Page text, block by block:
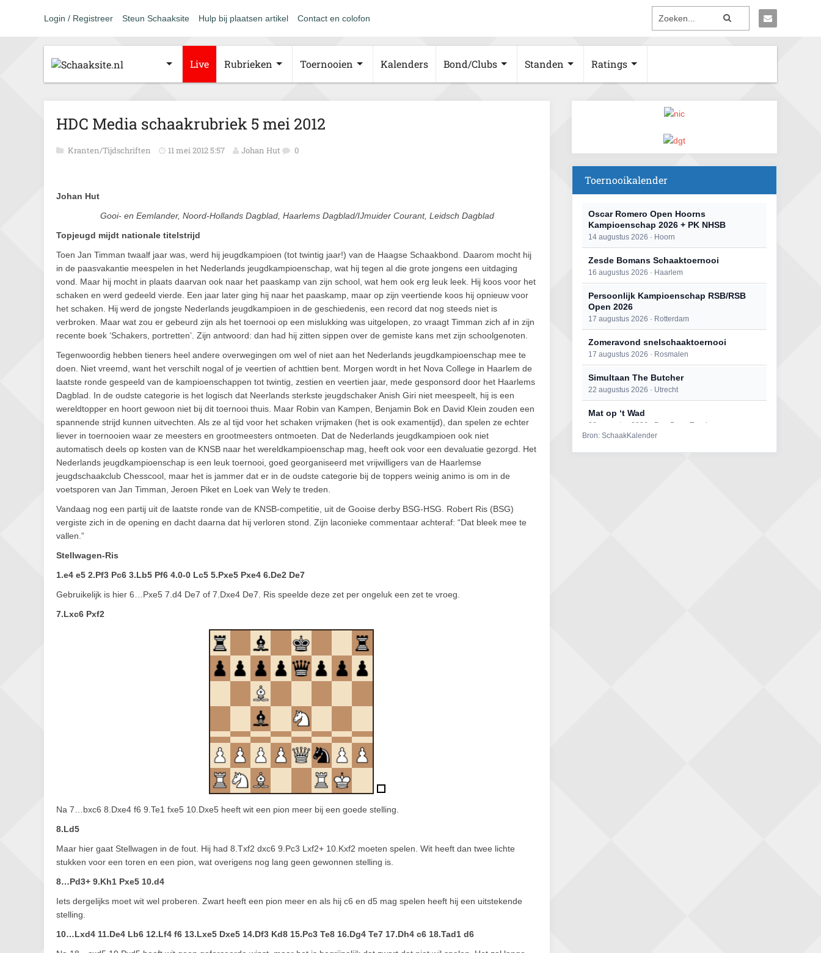
Login / Registreer Steun Schaaksite Hulp bij plaatsen artikel Contact en colofon
Live Rubrieken Toernooien Kalenders Bond/Clubs Standen Ratings
HDC Media schaakrubriek 5 mei 2012
Kranten/Tijdschriften 11 mei 2012 5:57 Johan Hut 0
Johan Hut
Gooi- en Eemlander, Noord-Hollands Dagblad, Haarlems Dagblad/IJmuider Courant, Leidsch Dagblad
Topjeugd mijdt nationale titelstrijd
Toen Jan Timman twaalf jaar was, werd hij jeugdkampioen (tot twintig jaar!) van de Haagse Schaakbond. Daarom mocht hij
in de paasvakantie meespelen in het Nederlands jeugdkampioenschap, wat hij tegen al die grote jongens een uitdaging
vond. Maar hij mocht in plaats daarvan ook naar het paaskamp van zijn school, wat hem ook erg leuk leek. Hij koos voor het
schaken en werd gedeeld vierde. Een jaar later ging hij naar het paaskamp, maar op zijn veertiende koos hij opnieuw voor
het schaken. Hij werd de jongste Nederlands jeugdkampioen in de geschiedenis, een record dat nog steeds niet is
verbroken. Maar wat zou er gebeurd zijn als het toernooi op een mislukking was uitgelopen, zo vraagt Timman zich af in zijn
recente boek ‘Schakers, portretten’. Zijn antwoord: dan had hij zitten sippen over de gemiste kans met zijn schoolgenoten.
Tegenwoordig hebben tieners heel andere overwegingen om wel of niet aan het Nederlands jeugdkampioenschap mee te
doen. Niet vreemd, want het verschilt nogal of je veertien of achttien bent. Morgen wordt in het Nova College in Haarlem de
laatste ronde gespeeld van de kampioenschappen tot twintig, zestien en veertien jaar, mede gesponsord door het Haarlems
Dagblad. In de oudste categorie is het logisch dat Neerlands sterkste jeugdschaker Anish Giri niet meespeelt, hij is een
wereldtopper en hoort gewoon niet bij dit toernooi thuis. Maar Robin van Kampen, Benjamin Bok en David Klein zouden een
spannende strijd kunnen uitvechten. Als ze al tijd voor het schaken vrijmaken (het is ook examentijd), dan spelen ze echter
liever in toernooien waar ze meesters en grootmeesters ontmoeten. Dat de Nederlands jeugdkampioen ook niet
automatisch deels op kosten van de KNSB naar het wereldkampioenschap mag, heeft ook voor een devaluatie gezorgd. Het
Nederlands jeugdkampioenschap is een leuk toernooi, goed georganiseerd met vrijwilligers van de Haarlemse
jeugdschaakclub Chesscool, maar het is jammer dat er in de oudste categorie bij de toppers weinig animo is om in de
voetsporen van Jan Timman, Jeroen Piket en Loek van Wely te treden.
Vandaag nog een partij uit de laatste ronde van de KNSB-competitie, uit de Gooise derby BSG-HSG. Robert Ris (BSG)
vergiste zich in de opening en dacht daarna dat hij verloren stond. Zijn laconieke commentaar achteraf: “Dat bleek mee te
vallen.”
Stellwagen-Ris
1.e4 e5 2.Pf3 Pc6 3.Lb5 Pf6 4.0-0 Lc5 5.Pxe5 Pxe4 6.De2 De7
Gebruikelijk is hier 6…Pxe5 7.d4 De7 of 7.Dxe4 De7. Ris speelde deze zet per ongeluk een zet te vroeg.
7.Lxc6 Pxf2
Na 7…bxc6 8.Dxe4 f6 9.Te1 fxe5 10.Dxe5 heeft wit een pion meer bij een goede stelling.
8.Ld5
Maar hier gaat Stellwagen in de fout. Hij had 8.Txf2 dxc6 9.Pc3 Lxf2+ 10.Kxf2 moeten spelen. Wit heeft dan twee lichte
stukken voor een toren en een pion, wat overigens nog lang geen gewonnen stelling is.
8…Pd3+ 9.Kh1 Pxe5 10.d4
Iets dergelijks moet wit wel proberen. Zwart heeft een pion meer en als hij c6 en d5 mag spelen heeft hij een uitstekende
stelling.
10…Lxd4 11.De4 Lb6 12.Lf4 f6 13.Lxe5 Dxe5 14.Df3 Kd8 15.Pc3 Te8 16.Dg4 Te7 17.Dh4 c6 18.Tad1 d6
Toernooikalender
Oscar Romero Open Hoorns
Kampioenschap 2026 + PK NHSB
14 augustus 2026 · Hoorn
Zesde Bomans Schaaktoernooi
16 augustus 2026 · Haarlem
Persoonlijk Kampioenschap RSB/RSB
Open 2026
17 augustus 2026 · Rotterdam
Zomeravond snelschaaktoernooi
17 augustus 2026 · Rosmalen
Simultaan The Butcher
22 augustus 2026 · Utrecht
Mat op ‘t Wad
22 augustus 2026 · Den Burg, Texel
Bron: SchaakKalender